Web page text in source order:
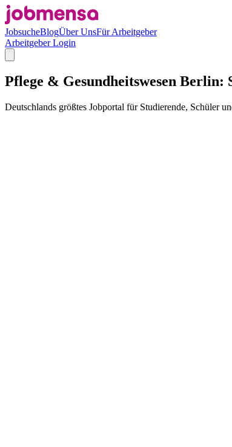
JobsucheBlogÜber UnsFür Arbeitgeber
Arbeitgeber Login
Pflege & Gesundheitswesen Berlin:
Deutschlands größtes Jobportal für Studierende, Schüler